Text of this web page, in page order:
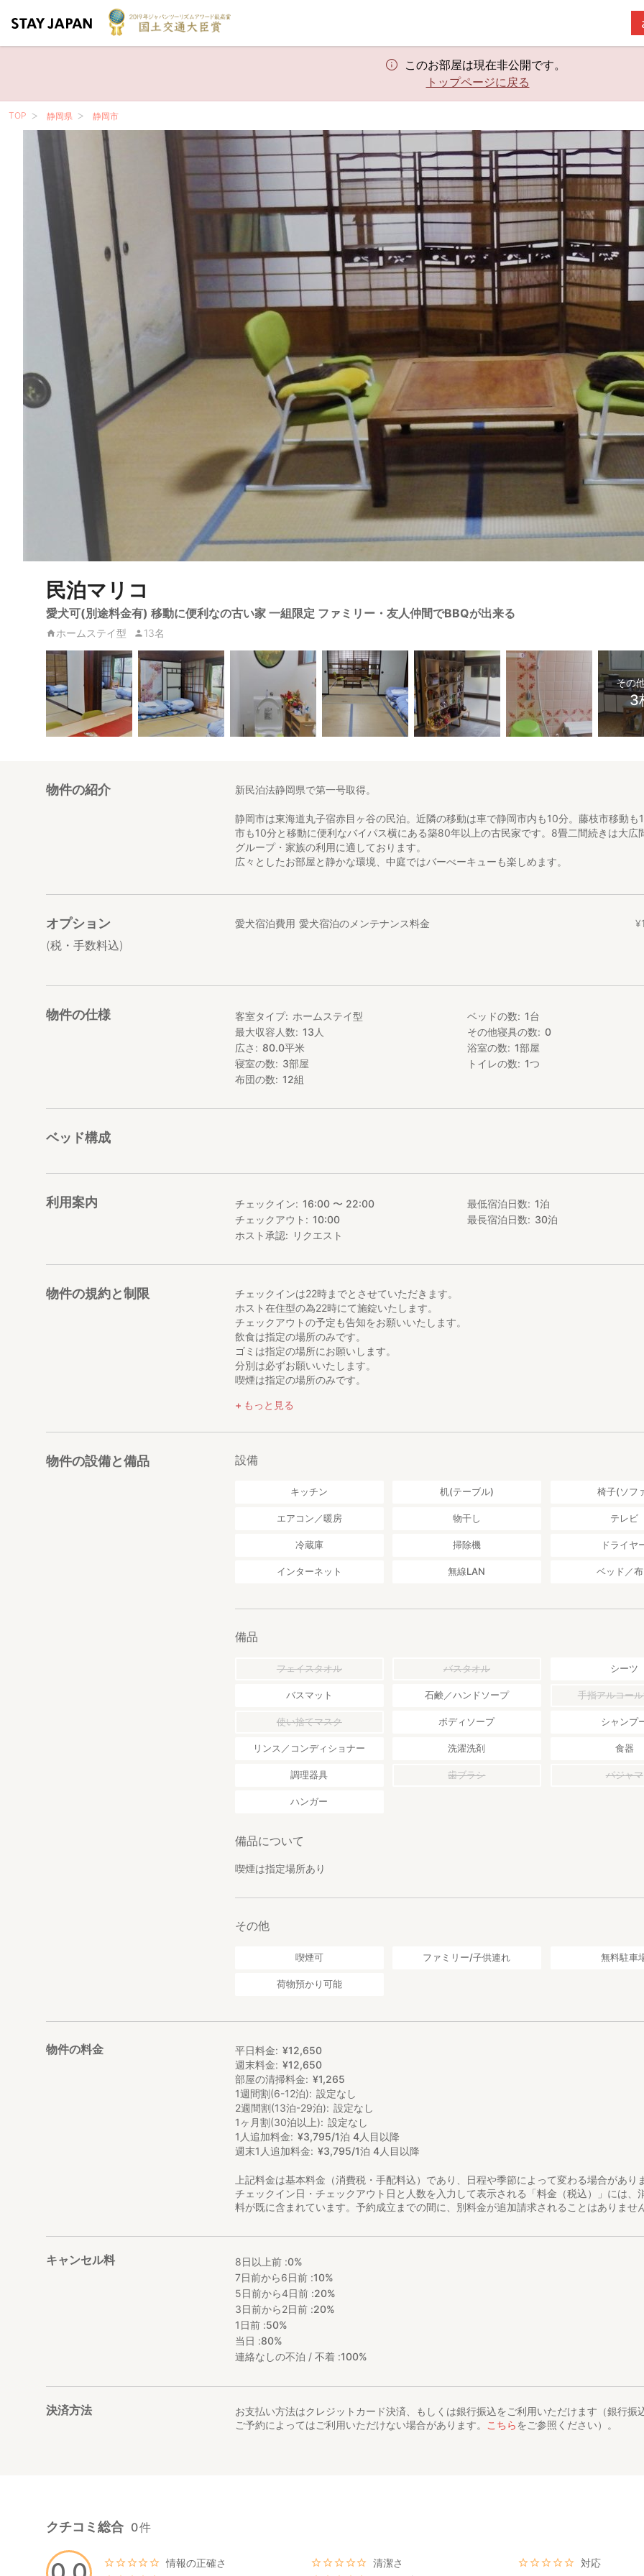
このお部屋は現在非公開です。
トップページに戻る
TOP 静岡県 静岡市
民泊マリコ
愛犬可(別途料金有) 移動に便利なの古い家 一組限定 ファミリー・友人仲間でBBQが出来る
ホームステイ型 13名
その
3
物件の紹介 新民泊法静岡県で第一号取得。
静岡市は東海道丸子宿赤目ヶ谷の民泊。近隣の移動は車で静岡市内も10分。藤枝市移動も
市も10分と移動に便利なバイパス横にある築80年以上の古民家です。8畳二間続きは大広
グループ・家族の利用に適しております。
広々としたお部屋と静かな環境、中庭ではバーべーキューも楽しめます。
オプション
(税・手数料込)
愛犬宿泊費用 愛犬宿泊のメンテナンス料金 ¥1
物件の仕様 客室タイプ
ホームステイ型
最大収容人数
13 人
広さ
80.0平米
寝室の数
3部屋
布団の数
12組
ベッドの数 1台
その他寝具の数
0
浴室の数
1部屋
トイレの数
1つ
ベッド構成
利用案内 チェックイン
16:00 〜 22:00
チェックアウト
10:00
ホスト承認
リクエスト
最低宿泊日数 1泊
最長宿泊日数
30泊
物件の規約と制限
チェックインは22時までとさせていただきます。
ホスト在住型の為22時にて施錠いたします。
チェックアウトの予定も告知をお願いいたします。
飲食は指定の場所のみです。
ゴミは指定の場所にお願いします。
分別は必ずお願いいたします。
喫煙は指定の場所のみです。
駐車場利用の際は予約の際に告知ください。
もっと見る
物件の設備と備品 設備
キッチン 机(テーブル) 椅子(ソフ
エアコン／暖房 物干し テレビ
冷蔵庫 掃除機 ドライヤ
インターネット 無線LAN ベッド／
備品
フェイスタオル バスタオル シーツ
バスマット 石鹸／ハンドソープ 手指アルコー
使い捨てマスク ボディソープ シャンプ
リンス／コンディショナー 洗濯洗剤 食器
調理器具 歯ブラシ パジャマ
ハンガー
備品について
喫煙は指定場所あり
その他
喫煙可 ファミリー/子供連れ 無料駐車
荷物預かり可能
物件の料金 平日料金 ¥12,650
週末料金
¥12,650
部屋の清掃料金
¥1,265
1週間割(6-12泊)
設定なし
2週間割(13泊-29泊)
設定なし
1ヶ月割(30泊以上)
設定なし
1人追加料金
¥3,795/1泊 4人目以降
週末1人追加料金
¥3,795/1泊 4人目以降
上記料金は基本料金（消費税・手配料込）であり、日程や季節によって変わる場合があり
チェックイン日・チェックアウト日と人数を入力して表示される「料金（税込）」には、
料が既に含まれています。予約成立までの間に、別料金が追加請求されることはありません
キャンセル料 8日以上前 :0%
7日前から6日前 :10%
5日前から4日前 :20%
3日前から2日前 :20%
1日前 :50%
当日 :80%
連絡なしの不泊 / 不着 :100%
決済方法
お支払い方法はクレジットカード決済、もしくは銀行振込をご利用いただけます（銀行振
ご予約によってはご利用いただけない場合があります。 こちらをご参照ください）。
クチコミ総合 0件
情報の正確さ 清潔さ
対応